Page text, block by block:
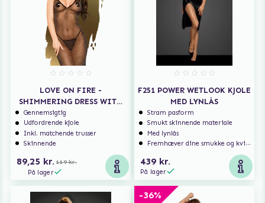
LOVE ON FIRE -
SHIMMERING DRESS WITH
THONG - BLACK
Gennemsigtig
Udfordrende kjole
Inkl. matchende trusser
Skinnende
89,25 kr. 119 kr.
På lager
F251 POWER WETLOOK KJOLE
MED LYNLÅS
Stram pasform
Smukt skinnende materiale
Med lynlås
Fremhæver dine smukke og kvindelige former
439 kr.
På lager
-36%